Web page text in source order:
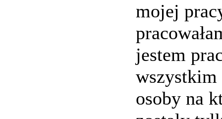
mojej
jestem
wszystkim
osoby na